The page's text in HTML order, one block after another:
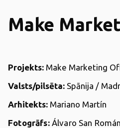
Make
Projekts: Make Marketing
Valsts/pilsēta: Spānija /
Arhitekts: Mariano Martín
Fotogrāfs: Álvaro San